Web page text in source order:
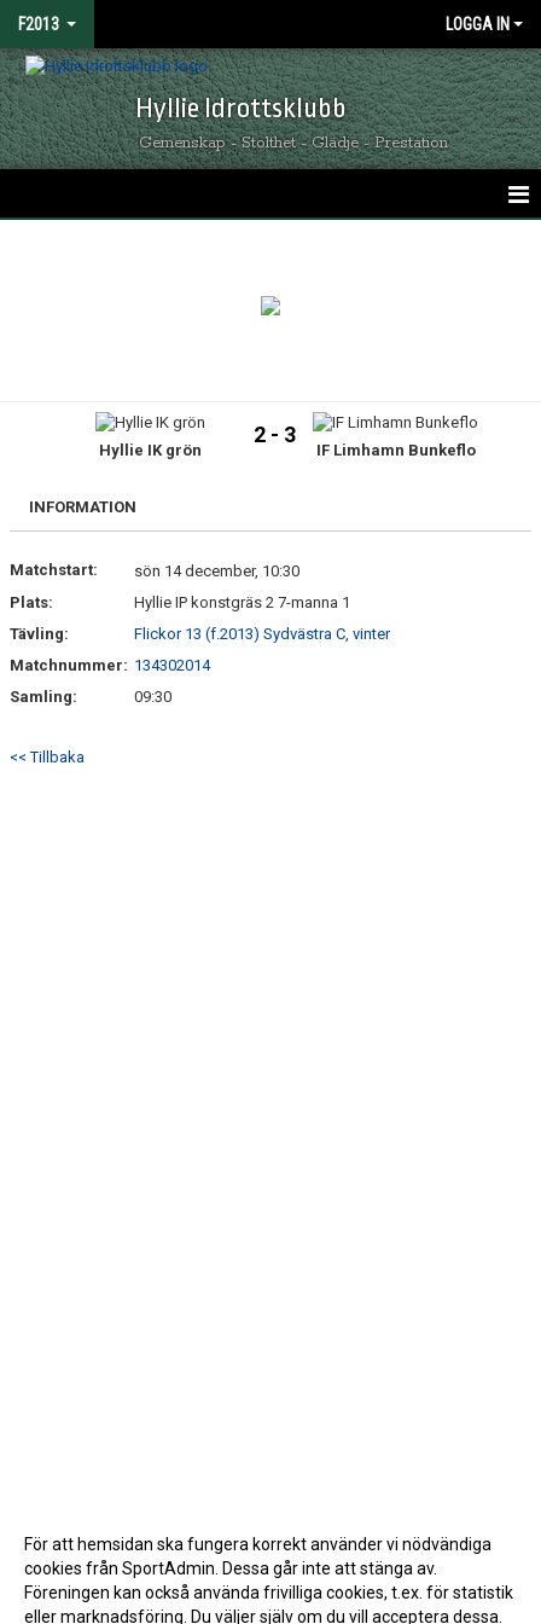
F2013 LOGGA IN
Hyllie Idrottsklubb
Gemenskap - Stolthet - Glädje - Prestation
BILDGALLERI
Hyllie IK grön
2 - 3
IF Limhamn Bunkeflo
INFORMATION
Matchstart:
sön 14 december, 10:30
Plats:
Hyllie IP konstgräs 2 7-manna 1
Tävling:
Flickor 13 (f.2013) Sydvästra C, vinter
Matchnummer: 134302014
Samling:
09:30
<< Tillbaka
För att hemsidan ska fungera korrekt använder vi nödvändiga
cookies från SportAdmin. Dessa går inte att stänga av.
Föreningen kan också använda frivilliga cookies, t.ex. för statistik
eller marknadsföring. Du väljer själv om du vill acceptera dessa.